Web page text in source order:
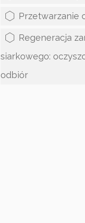
Przetwarzanie
Regeneracja
siarkowego:
odbiór